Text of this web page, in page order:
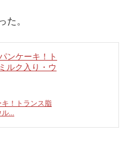
た。
！トランス脂
ル…